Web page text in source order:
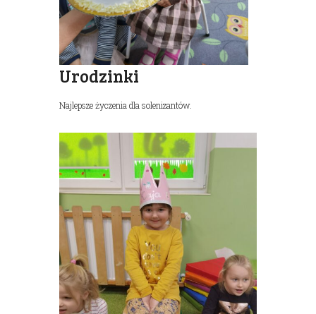
Urodzinki
Najlepsze życzenia dla solenizantów.